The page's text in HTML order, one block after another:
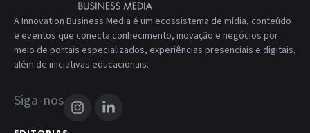
A Innovation Business Media é um ecossistema de mídia, conteúdo
e eventos que conecta conhecimento, inovação e negócios por
meio de portais especializados, experiências presenciais e digitais,
além de iniciativas educacionais.
Siga-nos